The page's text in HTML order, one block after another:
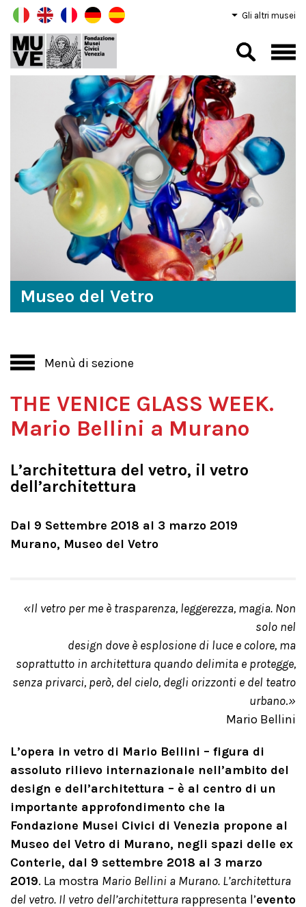
Gli altri musei
Museo del Vetro
Menù di sezione
THE VENICE GLASS WEEK.
Mario Bellini a Murano
L’architettura del vetro, il vetro
dell’architettura
Dal 9 Settembre 2018 al 3 marzo 2019
Murano, Museo del Vetro
«Il vetro per me è trasparenza, leggerezza, magia. Non
solo nel
design dove è esplosione di luce e colore, ma
soprattutto in architettura quando delimita e protegge,
senza privarci, però, del cielo, degli orizzonti e del teatro
urbano.»
Mario Bellini
L’opera in vetro di Mario Bellini – figura di
assoluto rilievo internazionale nell’ambito del
design e dell’architettura – è al centro di un
importante approfondimento che la
Fondazione Musei Civici di Venezia propone al
Museo del Vetro di Murano, negli spazi delle ex
Conterie, dal 9 settembre 2018 al 3 marzo
2019. La mostra Mario Bellini a Murano. L’architettura
del vetro. Il vetro dell’architettura rappresenta l’evento